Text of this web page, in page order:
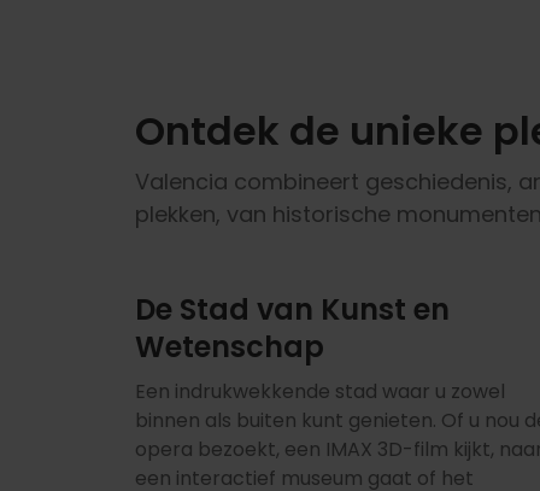
Ontdek de unieke
Valencia combineert geschiedenis,
plekken, van historische
De Stad van Kunst en
Wetenschap
Een indrukwekkende stad waar u zowel
binnen als buiten kunt genieten. Of u nou
opera bezoekt, een IMAX 3D-film kijkt,
een interactief museum gaat of het